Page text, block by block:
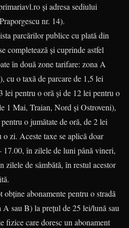
şi adresa sediului
nr. 14).
parcărilor publice cu plată din
completează şi cuprinde astfel
în două zone tarifare: zona A
cu o taxă de parcare de 1,5 lei
lei pentru o oră şi de 12 lei pentru o
1 Mai, Traian, Nord şi Ostroveni),
o jumătate de oră, de 2 lei
zi. Aceste taxe se aplică doar
în zilele de luni până vineri,
zilele de sâmbătă, în restul acestor
abonamente pentru o stradă
A sau B) la preţul de 25 lei/lună sau
fizice care doresc un abonament